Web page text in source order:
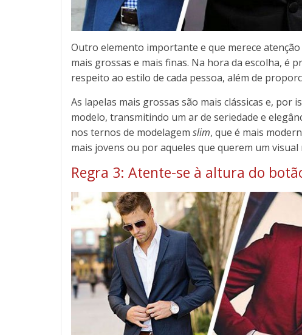
Outro elemento importante e que merece
mais grossas e mais finas. Na hora da escolha, é
respeito ao estilo de cada pessoa, além de
As lapelas mais grossas são mais clássicas e,
modelo, transmitindo um ar de seriedade e
nos ternos de modelagem slim, que é mais
mais jovens ou por aqueles que querem um visual
Regra 3: Atente-se à altura do